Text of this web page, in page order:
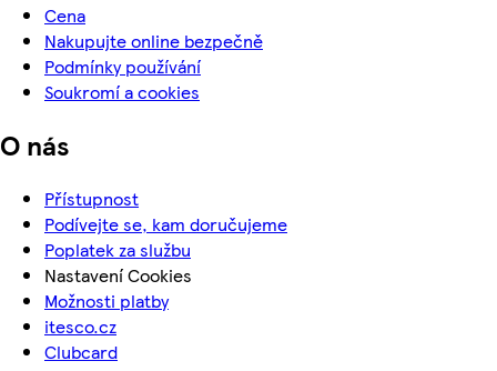
Cena
Nakupujte online bezpečně
Podmínky používání
Soukromí a cookies
O nás
Přístupnost
Podívejte se, kam doručujeme
Poplatek za službu
Nastavení Cookies
Možnosti platby
itesco.cz
Clubcard